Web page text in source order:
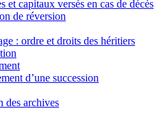
et capitaux versés en cas de décès
de réversion
: ordre et droits des héritiers
d’une succession
des archives